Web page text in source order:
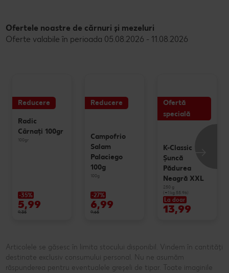
Ofertele noastre de cărnuri și mezeluri
Oferte valabile în perioada 05.08.2026 - 11.08.2026
Reducere
Radic
Cârnaţi 100gr
100gr
-35%
5,99
9,35
Reducere
Campofrio
Salam
Palaciego
100g
100g
-27%
6,99
9,65
Ofertă
specială
K-Classic
Şuncă
Pădurea
Neagră XXL
250 g
(=1 kg 55.96)
La doar
13,99
Articolele se găsesc în limita stocului disponibil. Vindem în cantități
destinate exclusiv consumului personal. Nu ne asumăm
răspunderea pentru eventualele greșeli de tipar. Toate imaginile